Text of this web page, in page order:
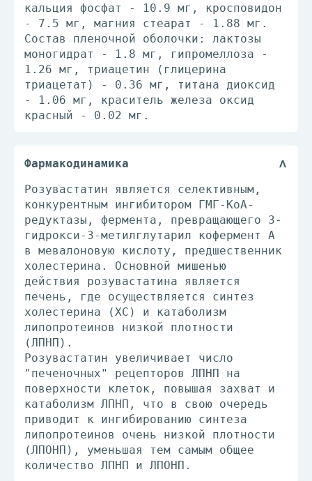
кальция фосфат - 10.9 мг, кросповидон
- 7.5 мг, магния стеарат - 1.88 мг.
Состав пленочной оболочки: лактозы
моногидрат - 1.8 мг, гипромеллоза -
1.26 мг, триацетин (глицерина
триацетат) - 0.36 мг, титана диоксид
- 1.06 мг, краситель железа оксид
красный - 0.02 мг.
Фармакодинамика
Розувастатин является селективным,
конкурентным ингибитором ГМГ-КоА-
редуктазы, фермента, превращающего 3-
гидрокси-3-метилглутарил кофермент А
в мевалоновую кислоту, предшественник
холестерина. Основной мишенью
действия розувастатина является
печень, где осуществляется синтез
холестерина (ХС) и катаболизм
липопротеинов низкой плотности
(ЛПНП).
Розувастатин увеличивает число
"печеночных" рецепторов ЛПНП на
поверхности клеток, повышая захват и
катаболизм ЛПНП, что в свою очередь
приводит к ингибированию синтеза
липопротеинов очень низкой плотности
(ЛПОНП), уменьшая тем самым общее
количество ЛПНП и ЛПОНП.